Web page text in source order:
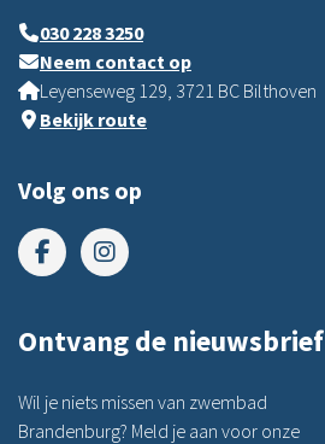
030 228 3250
Neem contact op
Leyenseweg 129, 3721 BC Bilthoven
Bekijk route
Volg ons op
Ontvang de nieuwsbrief
Wil je niets missen van zwembad
Brandenburg? Meld je aan voor onze